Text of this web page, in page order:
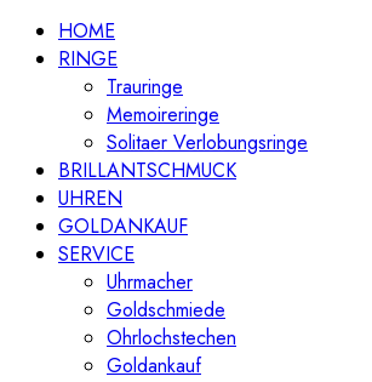
HOME
RINGE
Trauringe
Memoireringe
Solitaer Verlobungsringe
BRILLANTSCHMUCK
UHREN
GOLDANKAUF
SERVICE
Uhrmacher
Goldschmiede
Ohrlochstechen
Goldankauf